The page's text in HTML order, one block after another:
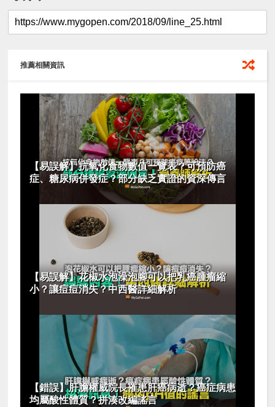
推薦相關資訊
【易誤解】抗氧化食物數值一覽表？可預防癌
症、糖尿病併發症？部分缺乏實證的資深傳言
【易誤解】花椒水泡澡泡腳可以把乳癌腫瘤縮
小？讓痘痘消失？中西醫詳細解析
【錯誤】肝膽權威院長罹患肝癌病逝？癌症病患
均屬酸性體質？拼湊改編謠言